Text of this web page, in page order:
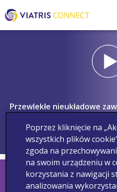
Przewlekłe nieukładowe
Poprzez kliknięcie na
wszystkich plików
zgoda na
na swoim urządzeniu w
korzystania z nawigacji
analizowania